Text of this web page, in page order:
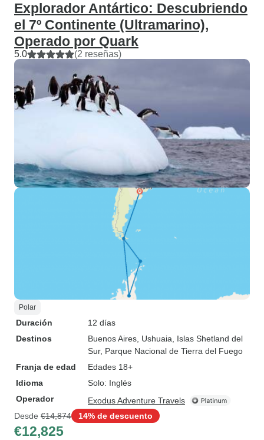
Explorador Antártico: Descubriendo
el 7º Continente (Ultramarino),
Operado por Quark
5.0 (2 reseñas)
Polar
Duración
12 días
Destinos
Buenos Aires , Ushuaia , Islas Shetland del
Sur, Parque Nacional de Tierra del Fuego
Franja de edad
Edades 18+
Idioma
Solo: Inglés
Operador
Exodus Adventure Travels
Desde €14,874 14% de descuento
€12,825